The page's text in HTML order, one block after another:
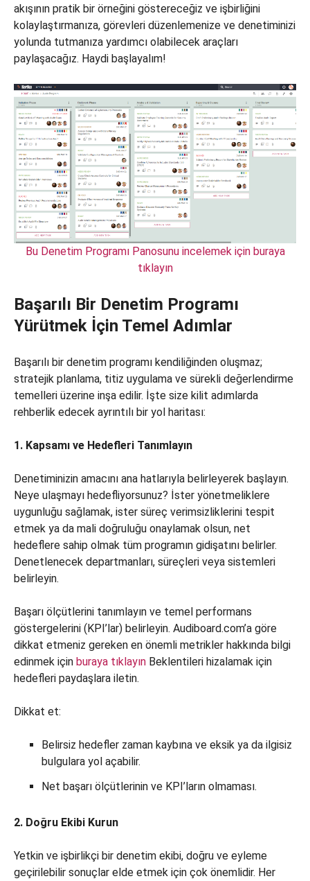
akışının pratik bir örneğini göstereceğiz ve işbirliğini
kolaylaştırmanıza, görevleri düzenlemenize ve denetiminizi
yolunda tutmanıza yardımcı olabilecek araçları
paylaşacağız. Haydi başlayalım!
Bu Denetim Programı Panosunu incelemek için buraya
tıklayın
Başarılı Bir Denetim Programı
Yürütmek İçin Temel Adımlar
Başarılı bir denetim programı kendiliğinden oluşmaz;
stratejik planlama, titiz uygulama ve sürekli değerlendirme
temelleri üzerine inşa edilir. İşte size kilit adımlarda
rehberlik edecek ayrıntılı bir yol haritası:
1. Kapsamı ve Hedefleri Tanımlayın
Denetiminizin amacını ana hatlarıyla belirleyerek başlayın.
Neye ulaşmayı hedefliyorsunuz? İster yönetmeliklere
uygunluğu sağlamak, ister süreç verimsizliklerini tespit
etmek ya da mali doğruluğu onaylamak olsun, net
hedeflere sahip olmak tüm programın gidişatını belirler.
Denetlenecek departmanları, süreçleri veya sistemleri
belirleyin.
Başarı ölçütlerini tanımlayın ve temel performans
göstergelerini (KPI’lar) belirleyin. Audiboard.com’a göre
dikkat etmeniz gereken en önemli metrikler hakkında bilgi
edinmek için buraya tıklayın Beklentileri hizalamak için
hedefleri paydaşlara iletin.
Dikkat et:
Belirsiz hedefler zaman kaybına ve eksik ya da ilgisiz
bulgulara yol açabilir.
Net başarı ölçütlerinin ve KPI’ların olmaması.
2. Doğru Ekibi Kurun
Yetkin ve işbirlikçi bir denetim ekibi, doğru ve eyleme
geçirilebilir sonuçlar elde etmek için çok önemlidir. Her